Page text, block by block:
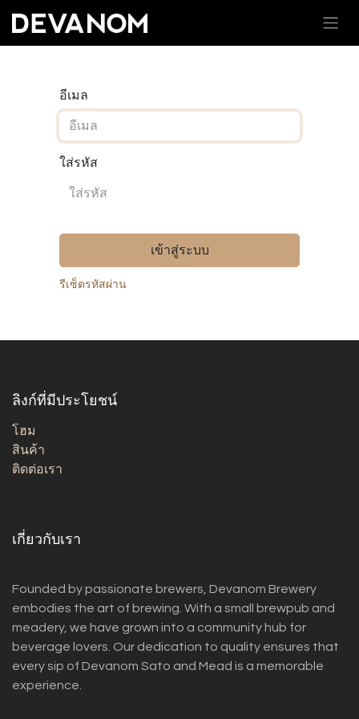
อีเมล
ใส่รหัส
เข้าสู่ระบบ
รีเซ็ตรหัสผ่าน
ลิงก์ที่มีประโยชน์
โฮม
สินค้า
ติดต่อเรา
เกี่ยวกับเรา
Founded by passionate brewers, Devanom Brewery
embodies the art of brewing. With a small brewpub and
meadery, we have grown into a community hub for
beverage lovers. Our dedication to quality ensures that
every sip of Devanom Sato and Mead is a memorable
experience.